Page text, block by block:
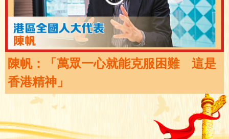
陳帆：「萬眾一心就能克服困難 這是
香港精神」